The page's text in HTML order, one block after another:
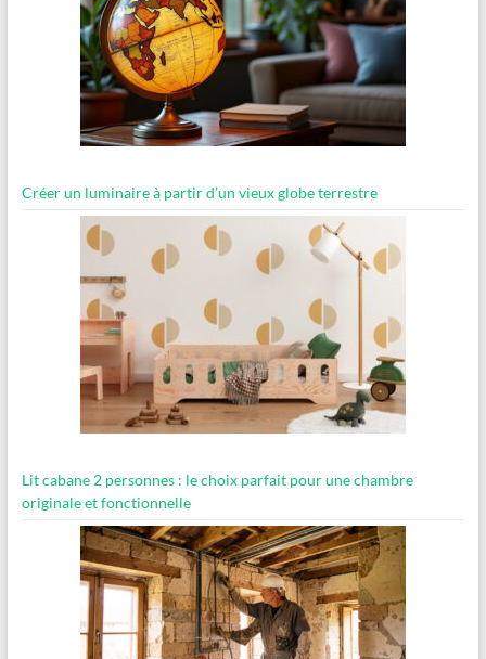
Créer un luminaire à partir d’un vieux globe terrestre
Lit cabane 2 personnes : le choix parfait pour une chambre
originale et fonctionnelle